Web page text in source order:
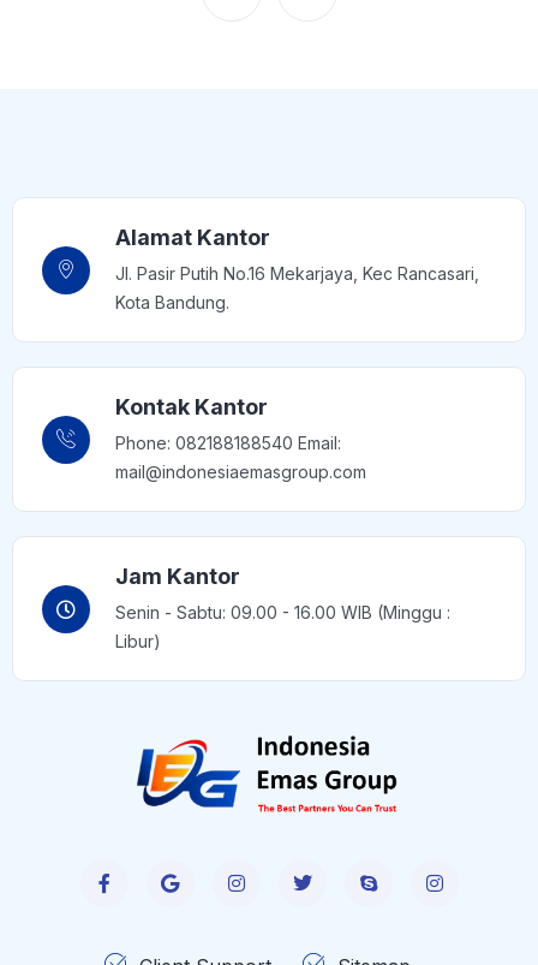
Alamat Kantor
Jl. Pasir Putih No.16 Mekarjaya, Kec Rancasari,
Kota Bandung.
Kontak Kantor
Phone: 082188188540 Email:
mail@indonesiaemasgroup.com
Jam Kantor
Senin - Sabtu: 09.00 - 16.00 WIB (Minggu :
Libur)